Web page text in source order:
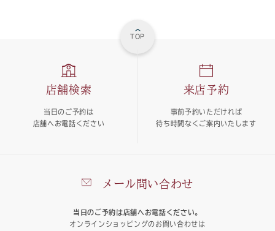
TOP
メール問い合わせ
当日のご予約は店舗へお電話ください。
オンラインショッピングのお問い合わせは
店舗検索
当日のご予約は
店舗へお電話ください
来店予約
事前予約いただければ
待ち時間なくご案内いたします